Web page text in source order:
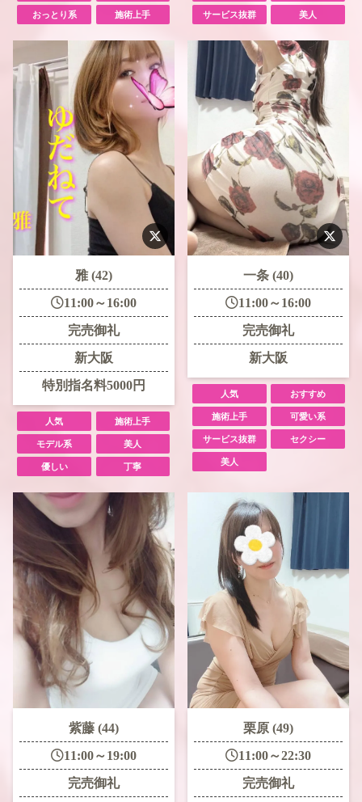
おっとり系 施術上手 サービス抜群 美人
雅 (42)
11:00～16:00
完売御礼
新大阪
特別指名料5000円
人気 施術上手
モデル系 美人
優しい 丁寧
一条 (40)
11:00～16:00
完売御礼
新大阪
人気 おすすめ
施術上手 可愛い系
サービス抜群 セクシー
美人
紫藤 (44)
11:00～19:00
完売御礼
栗原 (49)
11:00～22:30
完売御礼